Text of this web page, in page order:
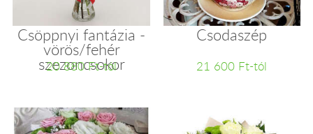
Csöppnyi fantázia -
vörös/fehér
szezoncsokor
20 880 Ft-tól
Csodaszép
21 600 Ft-tól